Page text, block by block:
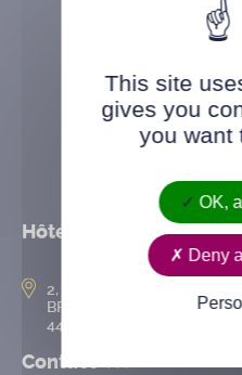
Hôtel de ville
2, rue de l’Hôtel-de-Ville
BP 50167
44802 Saint-Herblain cedex
Contact
This site
gives you
you want
OK,
Deny